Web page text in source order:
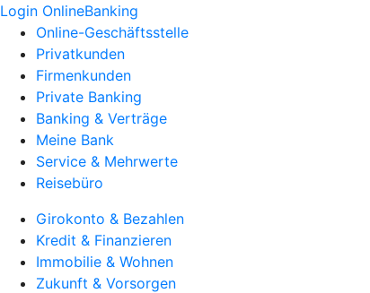
Login OnlineBanking
Online-Geschäftsstelle
Privatkunden
Firmenkunden
Private Banking
Banking & Verträge
Meine Bank
Service & Mehrwerte
Reisebüro
Girokonto & Bezahlen
Kredit & Finanzieren
Immobilie & Wohnen
Zukunft & Vorsorgen